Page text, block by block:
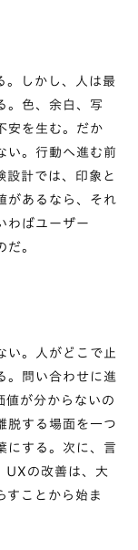
。しかし、人は最
。色、余白、写
安を生む。だか
い。行動へ進む前
設計では、印象と
があるなら、それ
わばユーザー
だ。
い。人がどこで止
。問い合わせに進
値が分からないの
脱する場面を一つ
にする。次に、言
UXの改善は、大
すことから始ま